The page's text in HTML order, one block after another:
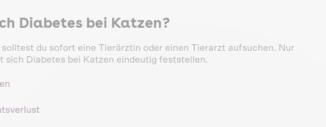
Diabetes bei Katzen?
du sofort eine Tierärztin oder einen Tierarzt aufsuchen. Nur
sich Diabetes bei Katzen eindeutig feststellen.